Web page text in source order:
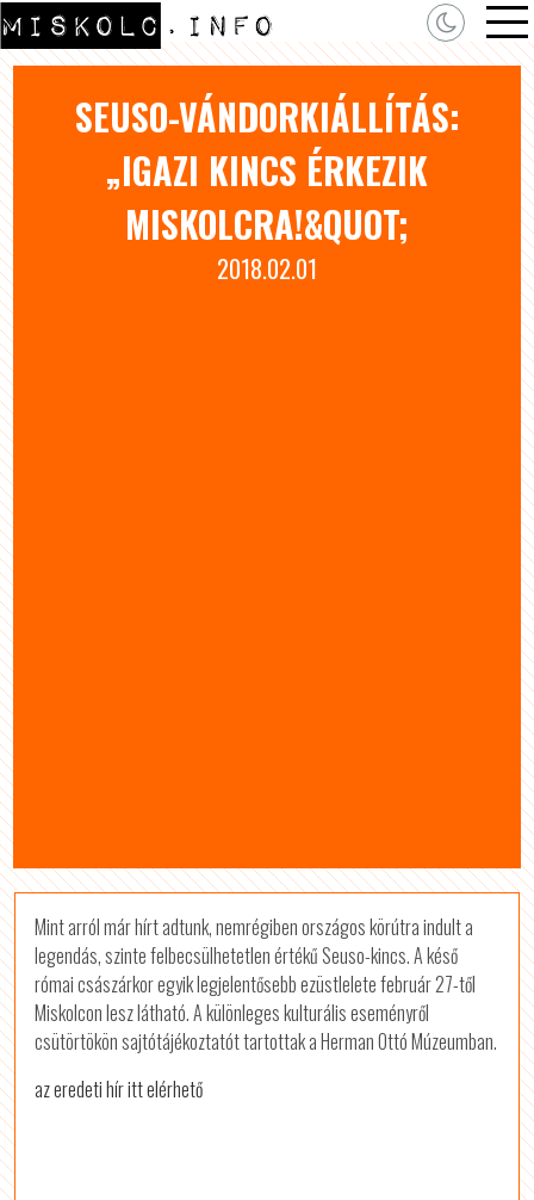
SEUSO-VÁNDORKIÁLLÍTÁS:
„IGAZI KINCS ÉRKEZIK
MISKOLCRA!&QUOT;
2018.02.01
Mint arról már hírt adtunk, nemrégiben országos körútra indult a
legendás, szinte felbecsülhetetlen értékű Seuso-kincs. A késő
római császárkor egyik legjelentősebb ezüstlelete február 27-től
Miskolcon lesz látható. A különleges kulturális eseményről
csütörtökön sajtótájékoztatót tartottak a Herman Ottó Múzeumban.
az eredeti hír itt elérhető